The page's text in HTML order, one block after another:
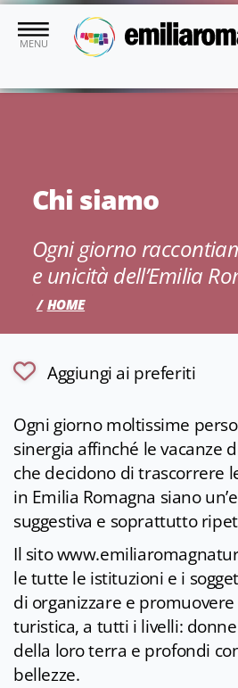
Vai al contenuto principale
MENU
Chi siamo
Ogni giorno
e unicità dell’Emilia
HOME
Aggiungi ai preferiti
Ogni giorno moltissime
sinergia affinché le vacanze
che decidono di trascorrere
in Emilia Romagna siano
suggestiva e soprattutto
Il sito
le tutte le istituzioni e i
di organizzare e promuovere
turistica, a tutti i livelli:
della loro terra e profondi
bellezze.